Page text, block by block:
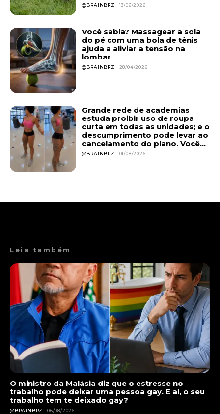
@BRAINBRZ 13/06/2026
Você sabia? Massagear a sola
do pé com uma bola de tênis
ajuda a aliviar a tensão na
lombar
@BRAINBRZ 28/04/2026
Grande rede de academias
estuda proibir uso de roupa
curta em todas as unidades; e o
descumprimento pode levar ao
cancelamento do plano. Você...
@BRAINBRZ 01/08/2026
Leia também
O ministro da Malásia diz que o estresse no
trabalho pode deixar uma pessoa gay. E aí, o seu
trabalho tem te deixado gay?
@BRAINBRZ 06/08/2026